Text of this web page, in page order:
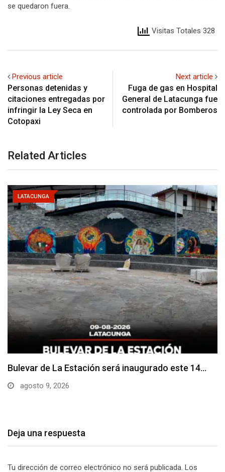
se quedaron fuera.
Visitas Totales 328
Previous article
Personas detenidas y
citaciones entregadas por
infringir la Ley Seca en
Cotopaxi
Next article
Fuga de gas en Hospital
General de Latacunga fue
controlada por Bomberos
Related Articles
LATACUNGA
Adoquines levantados generan preocupación en
dos vías de…
Deja una respuesta
Tu dirección de correo electrónico no será publicada. Los